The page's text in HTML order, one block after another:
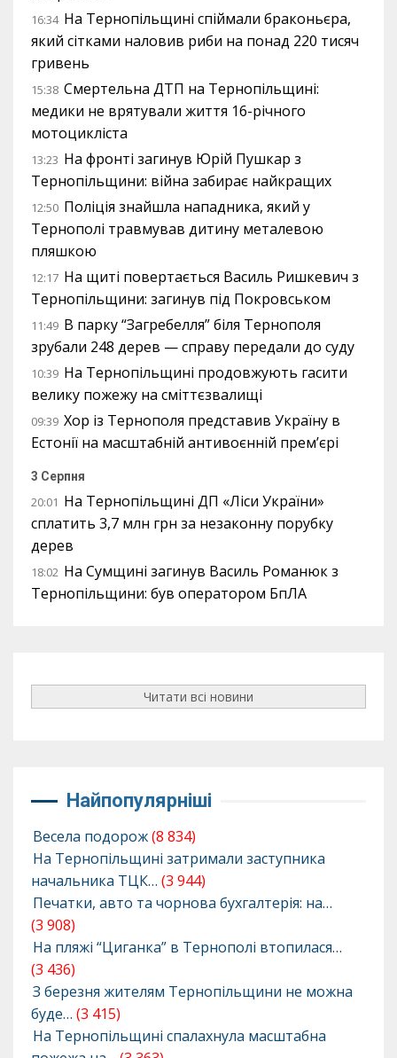
16:34 На Тернопільщині спіймали браконьєра,
який сітками наловив риби на понад 220 тисяч
гривень
15:38 Смертельна ДТП на Тернопільщині:
медики не врятували життя 16-річного
мотоцикліста
13:23 На фронті загинув Юрій Пушкар з
Тернопільщини: війна забирає найкращих
12:50 Поліція знайшла нападника, який у
Тернополі травмував дитину металевою
пляшкою
12:17 На щиті повертається Василь Ришкевич з
Тернопільщини: загинув під Покровськом
11:49 В парку “Загребелля” біля Тернополя
зрубали 248 дерев — справу передали до суду
10:39 На Тернопільщині продовжують гасити
велику пожежу на сміттєзвалищі
09:39 Хор із Тернополя представив Україну в
Естонії на масштабній антивоєнній прем’єрі
3 Серпня
20:01 На Тернопільщині ДП «Ліси України»
сплатить 3,7 млн грн за незаконну порубку
дерев
18:02 На Сумщині загинув Василь Романюк з
Тернопільщини: був оператором БпЛА
Читати всі новини
Найпопулярніші
Весела подорож(8 834)
На Тернопільщині затримали заступника
начальника ТЦК… (3 944)
Печатки, авто та чорнова бухгалтерія: на…
(3 908)
На пляжі “Циганка” в Тернополі втопилася…
(3 436)
З березня жителям Тернопільщини не можна
буде… (3 415)
На Тернопільщині спалахнула масштабна